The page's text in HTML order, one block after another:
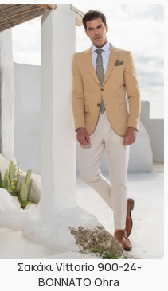
Σακάκι Vittorio 900-24-
BONNATO Ohra